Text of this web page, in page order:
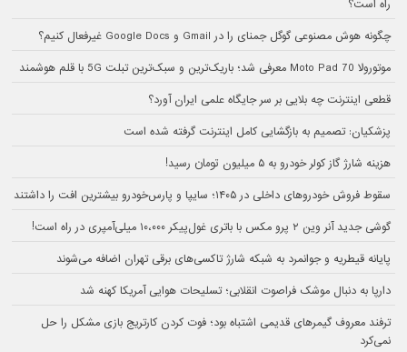
راه است؟
چگونه هوش مصنوعی گوگل جمنای را در Gmail و Google Docs غیرفعال کنیم؟
موتورولا Moto Pad 70 معرفی شد؛ باریک‌ترین و سبک‌ترین تبلت 5G با قلم هوشمند
قطعی اینترنت چه بلایی بر سر جایگاه علمی ایران آورد؟
پزشکیان: تصمیم به بازگشایی کامل اینترنت گرفته شده است
هزینه شارژ گاز کولر خودرو به ۵ میلیون تومان رسید!
سقوط فروش خودروهای داخلی در ۱۴۰۵؛ سایپا و پارس‌خودرو بیشترین افت را داشتند
گوشی جدید آنر وین ۲ پرو مکس با باتری غول‌پیکر ۱۰،۰۰۰ میلی‌آمپری در راه است!
پایانه قیطریه و جوانمرد به شبکه شارژ تاکسی‌های برقی تهران اضافه می‌شوند
دارپا به دنبال موشک فراصوت انقلابی؛ تسلیحات هوایی آمریکا کهنه شد
ترفند معروف گیمرهای قدیمی اشتباه بود؛ فوت کردن کارتریج بازی مشکل را حل
نمی‌کرد